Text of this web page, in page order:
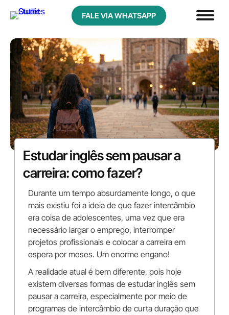
FALE VIA WHATSAPP
Estudar inglês sem pausar a
carreira: como fazer?
Durante um tempo absurdamente longo, o que
mais existiu foi a ideia de que fazer intercâmbio
era coisa de adolescentes, uma vez que era
necessário largar o emprego, interromper
projetos profissionais e colocar a carreira em
espera por meses. Um enorme engano!
A realidade atual é bem diferente, pois hoje
existem diversas formas de estudar inglês sem
pausar a carreira, especialmente por meio de
programas de intercâmbio de curta duração que